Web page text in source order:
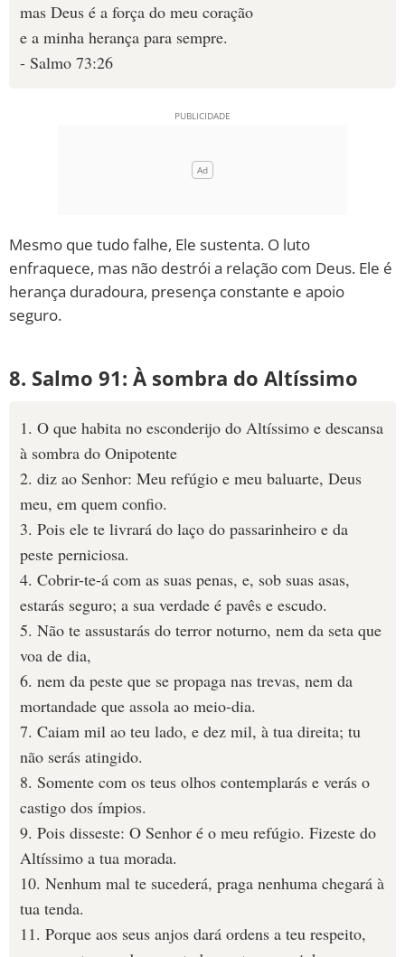
mas Deus é a força do meu coração
e a minha herança para sempre.
- Salmo 73:26
Mesmo que tudo falhe, Ele sustenta. O luto
enfraquece, mas não destrói a relação com Deus. Ele é
herança duradoura, presença constante e apoio
seguro.
8. Salmo 91: À sombra do Altíssimo
1. O que habita no esconderijo do Altíssimo e descansa
à sombra do Onipotente
2. diz ao Senhor: Meu refúgio e meu baluarte, Deus
meu, em quem confio.
3. Pois ele te livrará do laço do passarinheiro e da
peste perniciosa.
4. Cobrir-te-á com as suas penas, e, sob suas asas,
estarás seguro; a sua verdade é pavês e escudo.
5. Não te assustarás do terror noturno, nem da seta que
voa de dia,
6. nem da peste que se propaga nas trevas, nem da
mortandade que assola ao meio-dia.
7. Caiam mil ao teu lado, e dez mil, à tua direita; tu
não serás atingido.
8. Somente com os teus olhos contemplarás e verás o
castigo dos ímpios.
9. Pois disseste: O Senhor é o meu refúgio. Fizeste do
Altíssimo a tua morada.
10. Nenhum mal te sucederá, praga nenhuma chegará à
tua tenda.
11. Porque aos seus anjos dará ordens a teu respeito,